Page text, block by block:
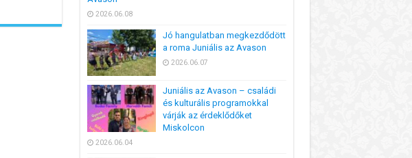
2026.06.08
Jó hangulatban megkezdődött
a roma Juniális az Avason
2026.06.07
Juniális az Avason – családi
és kulturális programokkal
várják az érdeklődőket
Miskolcon
2026.06.04